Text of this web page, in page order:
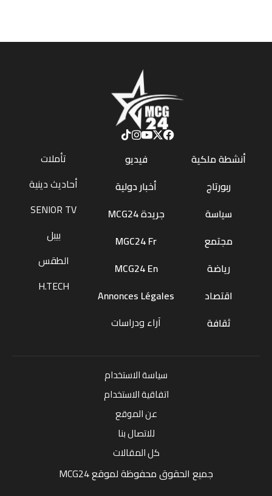
أنشطة ملكية
ربورتاج
سياسة
مجتمع
رياضة
اقتصاد
ثقافة
فيديو
أخبار دولية
جريدة MCG24
MGC24 Fr
MCG24 En
Annonces Légales
آراء ودراسات
تأملات
أحاديث دينية
SENIOR TV
بيبل
الطقس
H.TECH
سياسة الاستخدام
اتفاقية الاستخدام
عن الموقع
للاتصال بنا
كل المقالات
جميع الحقوق محفوظة لموقع MCG24